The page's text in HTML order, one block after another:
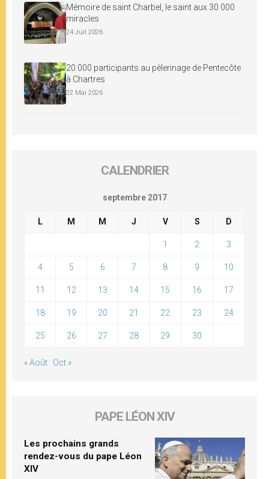
Mémoire de saint Charbel, le saint aux 30 000
miracles
24 Juil 2026
20 000 participants au pèlerinage de Pentecôte
à Chartres
22 Mai 2026
CALENDRIER
septembre 2017
L M M J V S D
1 2 3
4 5 6 7 8 9 10
11 12 13 14 15 16 17
18 19 20 21 22 23 24
25 26 27 28 29 30
« Août Oct »
PAPE LÉON XIV
Les prochains grands
rendez-vous du pape Léon
XIV